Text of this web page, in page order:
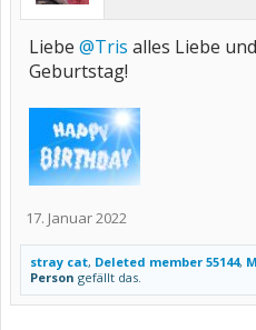
Liebe @Tris alles Liebe
Geburtstag!
17. Januar 2022
stray cat, Deleted member 55144,
Person gefällt das.